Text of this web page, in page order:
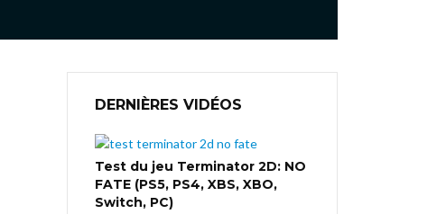
DERNIÈRES VIDÉOS
Test du jeu Terminator 2D: NO
FATE (PS5, PS4, XBS, XBO,
Switch, PC)